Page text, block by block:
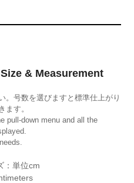
& Measurement
。号数を選びますと標準仕上がり
ます。
pull-down menu and all the
：単位cm